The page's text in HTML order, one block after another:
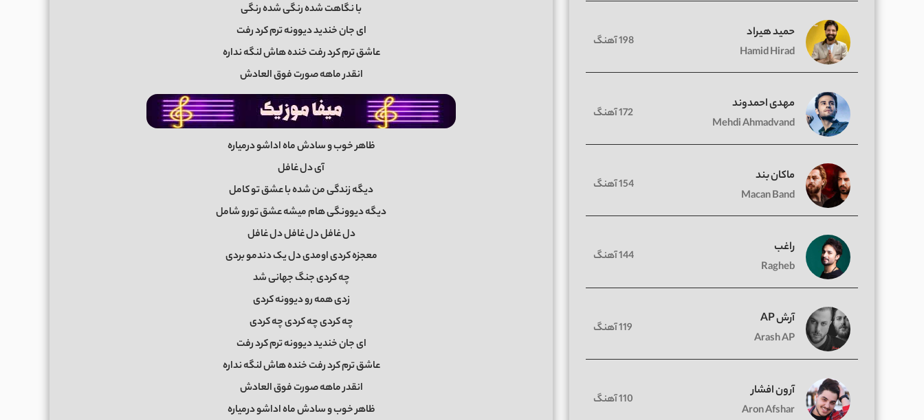
با نگاهت شده رنگی شده رنگی
ای جان خندید دیوونه ترم کرد رفت
عاشق ترم کرد رفت خنده هاش لنگه نداره
انقدر ماهه صورت فوق العادش
ظاهر خوب و سادش ماه اداشو درمیاره
آی دل غافل
دیگه زندگی من شده با عشق تو کامل
دیگه دیوونگی هام میشه عشق تورو شامل
دل غافل دل غافل دل غافل
معجزه کردی اومدی دل یک دندمو بردی
چه کردی جنگ جهانی شد
زدی همه رو دیوونه کردی
چه کردی چه کردی چه کردی
ای جان خندید دیوونه ترم کرد رفت
عاشق ترم کرد رفت خنده هاش لنگه نداره
انقدر ماهه صورت فوق العادش
ظاهر خوب و سادش ماه اداشو درمیاره
حمید هیراد
Hamid Hirad
198 آهنگ
مهدی احمدوند
Mehdi Ahmadvand
172 آهنگ
ماکان بند
Macan Band
154 آهنگ
راغب
Ragheb
144 آهنگ
آرش AP
Arash AP
119 آهنگ
آرون افشار
Aron Afshar
110 آهنگ